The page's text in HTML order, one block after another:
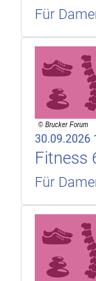
Für
30.09.2026
Fitness
Für